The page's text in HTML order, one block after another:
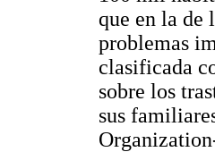
que en la de
problemas
clasificada
sobre los
sus